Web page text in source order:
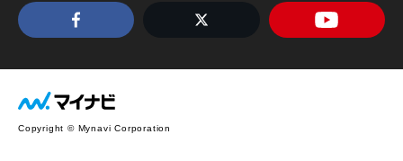
Copyright © Mynavi Corporation